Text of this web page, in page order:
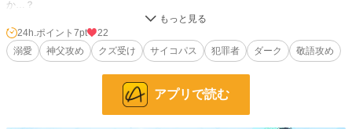
か…？
小説 36,844 位 / 228,788 件
24h.ポイント 7pt
22
溺愛
神父攻め クズ受け サイコパス 犯罪者 ダーク 敬語攻め
アプリで読む